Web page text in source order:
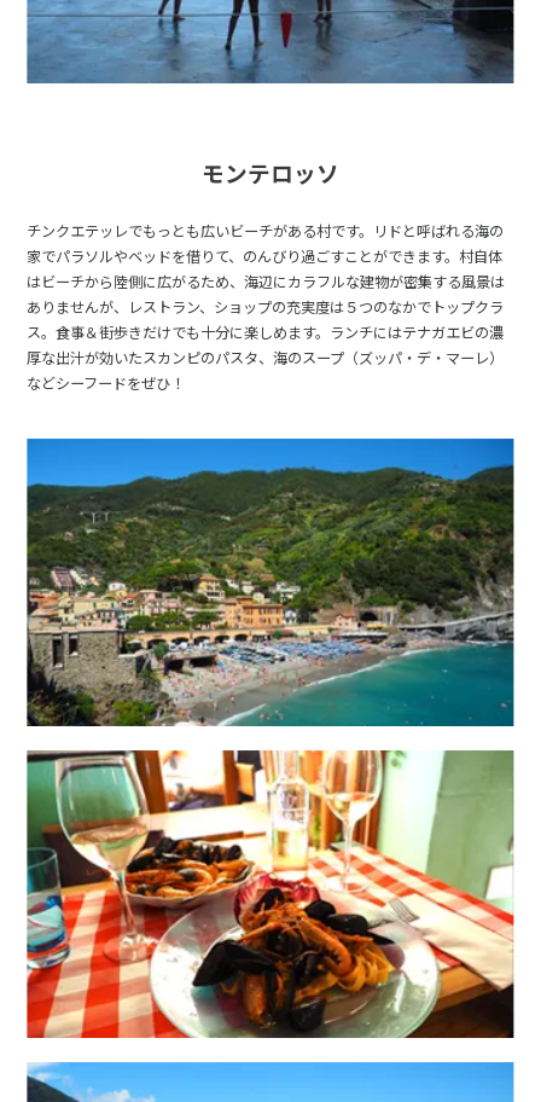
モンテロッソ
チンクエテッレでもっとも広いビーチがある村です。リドと呼ばれる海の
家でパラソルやベッドを借りて、のんびり過ごすことができます。村自体
はビーチから陸側に広がるため、海辺にカラフルな建物が密集する風景は
ありませんが、レストラン、ショップの充実度は５つのなかでトップクラ
ス。食事＆街歩きだけでも十分に楽しめます。ランチにはテナガエビの濃
厚な出汁が効いたスカンピのパスタ、海のスープ（ズッパ・デ・マーレ）
などシーフードをぜひ！